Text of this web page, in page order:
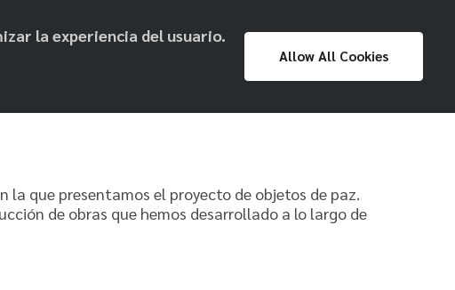
Proyecto Prensa
Exposiciones
Museo Nacional
que presentamos el proyecto de objetos de paz.
de obras que hemos desarrollado a lo largo de
la experiencia del usuario.
Allow All Cookies